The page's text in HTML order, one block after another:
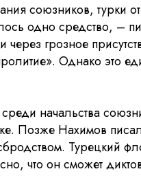
союзников, турки
одно средство, –
через грозное
Однако это
начальства
Позже Нахимов
Турецкий
что он сможет